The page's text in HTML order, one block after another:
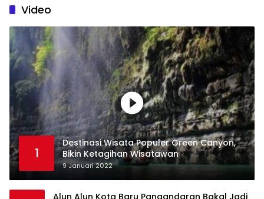
Video
1
Destinasi Wisata Populer Green Canyon,
Bikin Ketagihan Wisatawan
9 Januari 2022
Alun Alun Kota Baru Pangandaran Bakal Jadi